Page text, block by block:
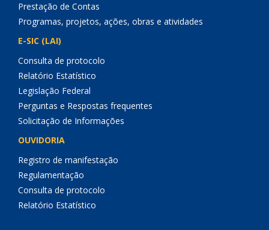
Prestação de Contas
Programas, projetos, ações, obras e atividades
E-SIC (LAI)
Consulta de protocolo
Relatório Estatístico
Legislação Federal
Perguntas e Respostas frequentes
Solicitação de Informações
OUVIDORIA
Registro de manifestação
Regulamentação
Consulta de protocolo
Relatório Estatístico